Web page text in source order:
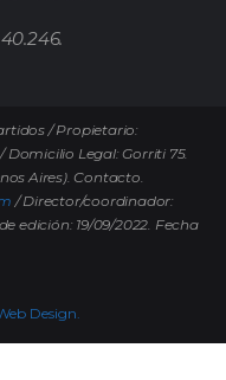
/ Propietario:
Legal: Gorriti 75.
Aires). Contacto.
/ Director/coordinador:
edición: 19/09/2022. Fecha
Design.